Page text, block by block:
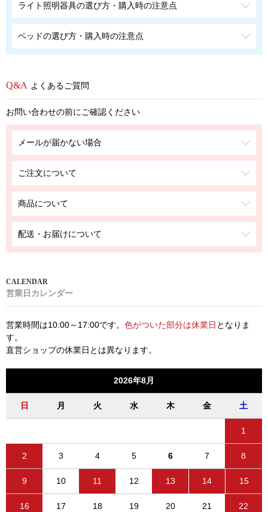
ライト照明器具の選び方・購入時の注意点
ベッドの選び方・購入時の注意点
よくあるご質問
お問い合わせの前にご確認ください
メールが届かない場合
ご注文について
商品について
配送・お届けについて
営業日カレンダー
営業時間は10:00～17:00です。 色がついた部分は休業日 となりま
す。
直営ショップの休業日とは異なります。
2026年8月
日 月 火 水 木 金 土
1
2 3 4 5 6 7 8
9 10 11 12 13 14 15
16 17 18 19 20 21 22